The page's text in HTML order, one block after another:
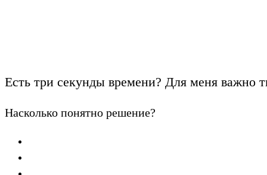
Есть три секунды времени? Для меня важно
Насколько понятно решение?